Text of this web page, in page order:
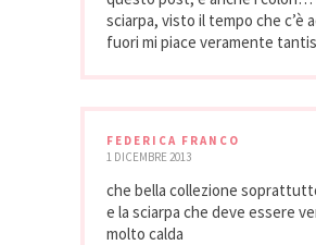
sciarpa, visto il tempo che c’è
fuori mi piace veramente
FEDERICA FRANCO
1 DICEMBRE 2013
che bella collezione
e la sciarpa che deve essere
molto calda